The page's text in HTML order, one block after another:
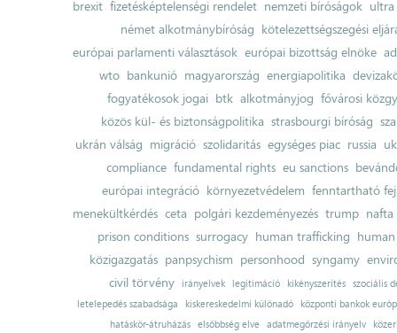
brexit fizetésképtelenségi rendelet nemzeti bíróságok ultra
német alkotmánybíróság kötelezettségszegési
európai parlamenti választások európai bizottság elnöke
wto bankunió magyarország energiapolitika
fogyatékosok jogai btk alkotmányjog fővárosi
közös kül- és biztonságpolitika strasbourgi bíróság
ukrán válság migráció szolidaritás egységes piac russia
compliance fundamental rights eu sanctions
európai integráció környezetvédelem fenntartható
menekültkérdés ceta polgári kezdeményezés trump nafta
prison conditions surrogacy human trafficking
közigazgatás panpsychism personhood syngamy
civil törvény
irányelvek legitimáció kikényszerítés szociális
letelepedés szabadsága
kiskereskedelmi különadó
központi bankok
hatáskör-átruházás
elsőbbség elve adatmegőrzési irányelv